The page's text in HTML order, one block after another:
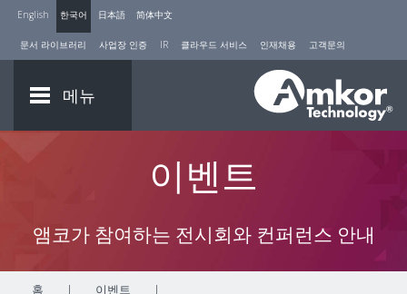
English 한국어 日本語 简体中文
문서 라이브러리 사업장 인증 IR 클라우드 서비스 인재채용 고객문의
메뉴
이벤트
앰코가 참여하는 전시회와 컨퍼런스 안내
홈 | 이벤트
|